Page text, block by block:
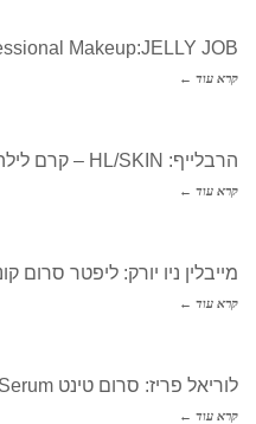
Makeup:JELLY JOB
קרא עוד ←
הרבלייף: HL/SKIN – קרם לילה
קרא עוד ←
מייבלין ניו יורק: ליפטר סרום
קרא עוד ←
לוריאל פריז: סרום טינט Hyaluronic Tint Serum
קרא עוד ←